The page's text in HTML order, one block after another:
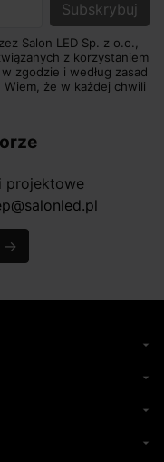
Salon LED Sp. z o.o.,
z korzystaniem
zgodzie i według zasad
Wiem, że w każdej chwili
projektowe
→
arrow_drop_down
arrow_drop_down
arrow_drop_down
arrow_drop_down